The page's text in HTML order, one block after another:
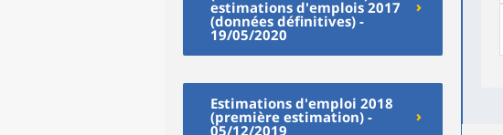
estimations d'emplois 2017
(données définitives) -
19/05/2020
Estimations d'emploi 2018
(première estimation) -
05/12/2019